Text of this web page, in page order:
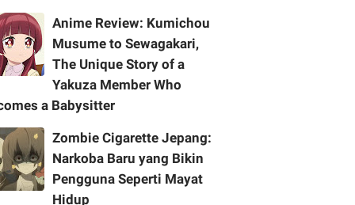
Anime Review: Kumichou
Musume to Sewagakari,
The Unique Story of a
Yakuza Member Who
a Babysitter
Zombie Cigarette Jepang:
Narkoba Baru yang Bikin
Pengguna Seperti Mayat
Hidup